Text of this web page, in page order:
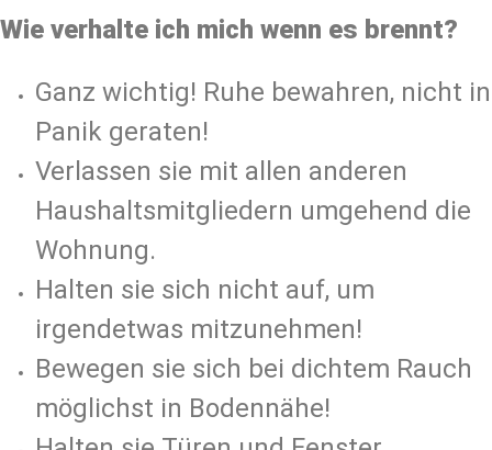
Wie verhalte ich mich wenn es brennt?
Ganz wichtig! Ruhe bewahren, nicht in
Panik geraten!
Verlassen sie mit allen anderen
Haushaltsmitgliedern umgehend die
Wohnung.
Halten sie sich nicht auf, um
irgendetwas mitzunehmen!
Bewegen sie sich bei dichtem Rauch
möglichst in Bodennähe!